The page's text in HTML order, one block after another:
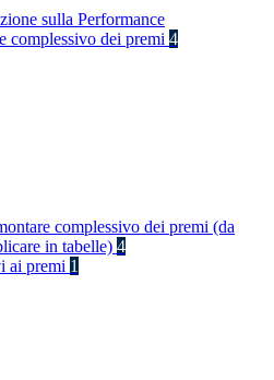
sulla Performance
complessivo dei premi 4
complessivo dei premi (da
in tabelle) 4
ai premi 1